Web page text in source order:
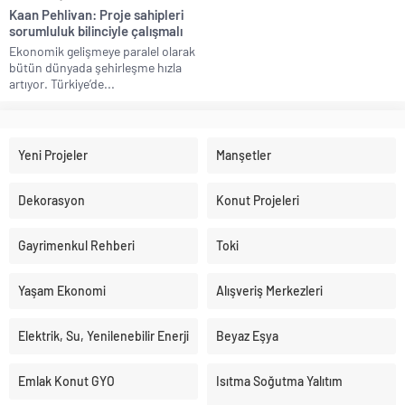
Kaan Pehlivan: Proje sahipleri
sorumluluk bilinciyle çalışmalı
Ekonomik gelişmeye paralel olarak
bütün dünyada şehirleşme hızla
artıyor. Türkiye’de...
Yeni Projeler Manşetler
Dekorasyon Konut Projeleri
Gayrimenkul Rehberi Toki
Yaşam Ekonomi Alışveriş Merkezleri
Elektrik, Su, Yenilenebilir Enerji Beyaz Eşya
Emlak Konut GYO Isıtma Soğutma Yalıtım